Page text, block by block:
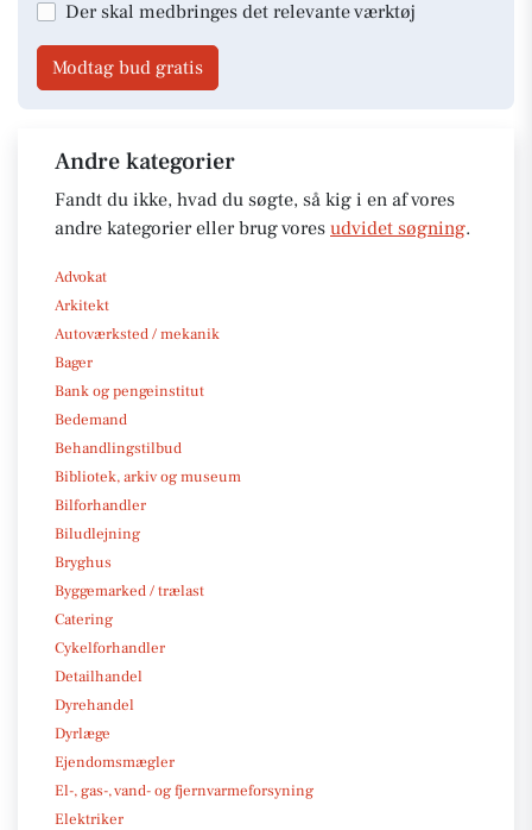
Der skal medbringes det relevante værktøj
Modtag bud gratis
Andre kategorier
Fandt du ikke, hvad du søgte, så kig i en af vores
andre kategorier eller brug vores udvidet søgning.
Advokat
Arkitekt
Autoværksted / mekanik
Bager
Bank og pengeinstitut
Bedemand
Behandlingstilbud
Bibliotek, arkiv og museum
Bilforhandler
Biludlejning
Bryghus
Byggemarked / trælast
Catering
Cykelforhandler
Detailhandel
Dyrehandel
Dyrlæge
Ejendomsmægler
El-, gas-, vand- og fjernvarmeforsyning
Elektriker